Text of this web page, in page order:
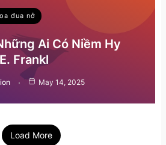
đua nở
Ai Có Niềm Hy
Frankl
May 14, 2025
Load More